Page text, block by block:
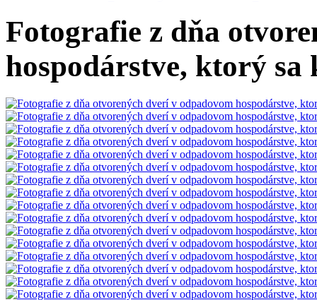
Fotografie z dňa
hospodárstve, ktorý